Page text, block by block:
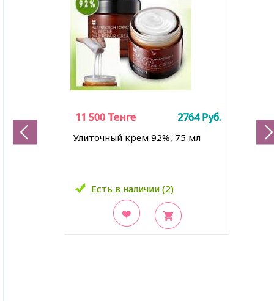
Улиточный крем 92%, 75 мл
Есть в наличии (2)
11 500 Тенге 2764Руб.
Есть в наличии (2)
11 500 Тенге 2764Руб.